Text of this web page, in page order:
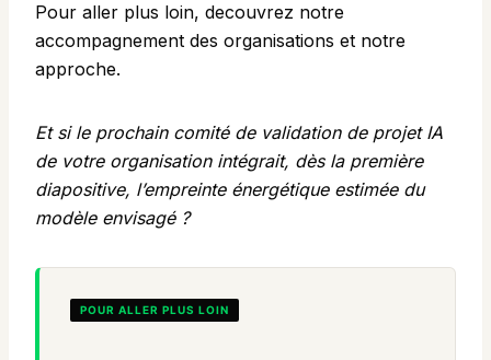
Pour aller plus loin, decouvrez notre
accompagnement des organisations et notre
approche.
Et si le prochain comité de validation de projet IA
de votre organisation intégrait, dès la première
diapositive, l’empreinte énergétique estimée du
modèle envisagé ?
POUR ALLER PLUS LOIN